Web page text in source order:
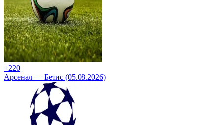
+220
Арсенал — Бетис (05.08.2026)